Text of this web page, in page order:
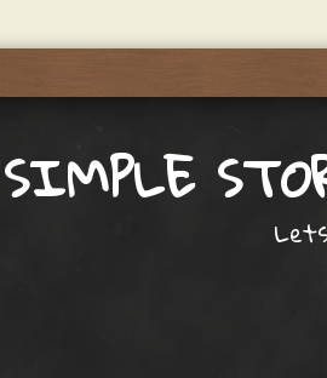
SIMPLE